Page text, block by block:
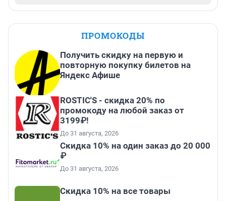
ПРОМОКОДЫ
Получить скидку на первую и
повторную покупку билетов на
Яндекс Афише
ROSTIC'S - скидка 20% по
промокоду на любой заказ от
3199₽!
До 31 августа, 2026
Скидка 10% на один заказ до 20 000
₽
До 31 августа, 2026
Скидка 10% на все товары